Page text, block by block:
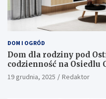
DOM I OGRÓD
Dom dla rodziny pod
codzienność na Osiedlu
19 grudnia, 2025 Redaktor